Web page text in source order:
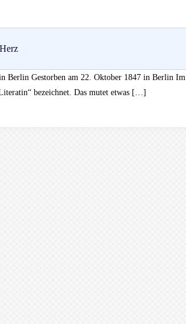
Berlin Gestorben am 22. Oktober 1847 in Berlin Im
bezeichnet. Das mutet etwas […]